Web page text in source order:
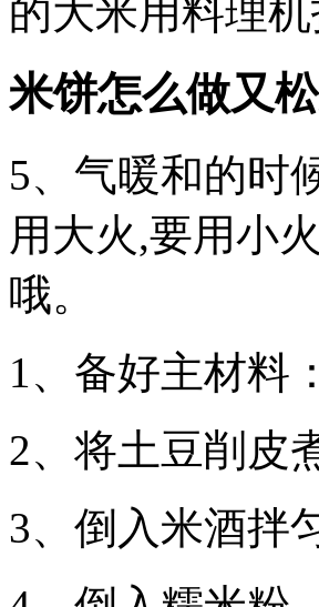
的大米用料理
米饼怎么做又
5、气暖和的时
用大火,要用小
哦。
1、备好主材料
2、将土豆削皮
3、倒入米酒拌